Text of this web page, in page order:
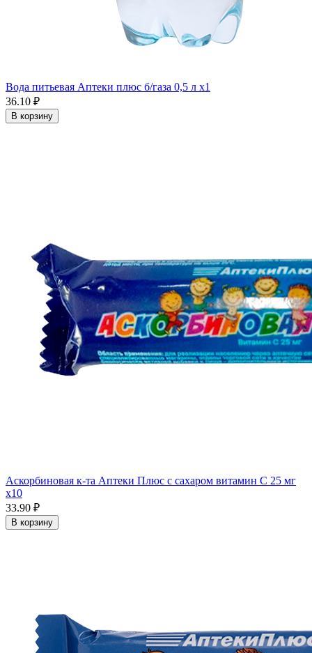
Вода питьевая Аптеки плюс б/газа 0,5 л x1
36.10 ₽
В корзину
Аскорбиновая к-та Аптеки Плюс с сахаром витамин С 25 мг
x10
33.90 ₽
В корзину